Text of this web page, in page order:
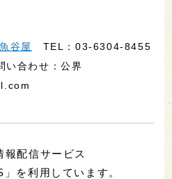
谷屋
TEL：03-6304-8455
い合わせ：公界
報配信サービス
を利用しています。